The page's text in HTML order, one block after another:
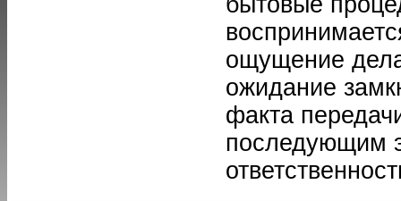
ощущение
ожидание
факта
последующим